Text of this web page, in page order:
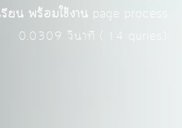
ยน พร้อมใช้งานpage process
0.0309 วินาที ( 14 quries.)